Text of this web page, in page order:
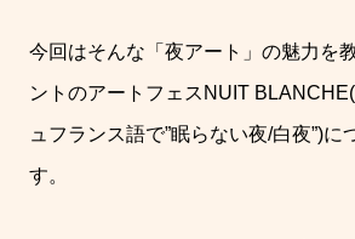
今回はそんな「夜アート」の魅力を
ントのアートフェス NUIT BLANCHE(
ュ フランス語で”眠らない夜/白夜”)に
す。